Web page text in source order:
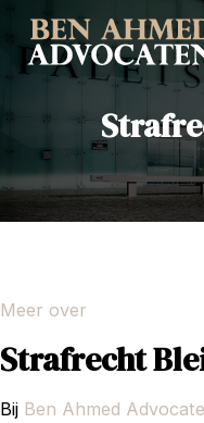
Meer over
Strafrecht
Bij Ben Ahmed